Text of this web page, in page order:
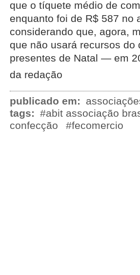
que o tíquete médio de
enquanto foi de R$ 587 no
considerando que, agora,
que não usará recursos
presentes de Natal — em
da redação
publicado em:
tags: #abit associação
confecção
#fecomercio